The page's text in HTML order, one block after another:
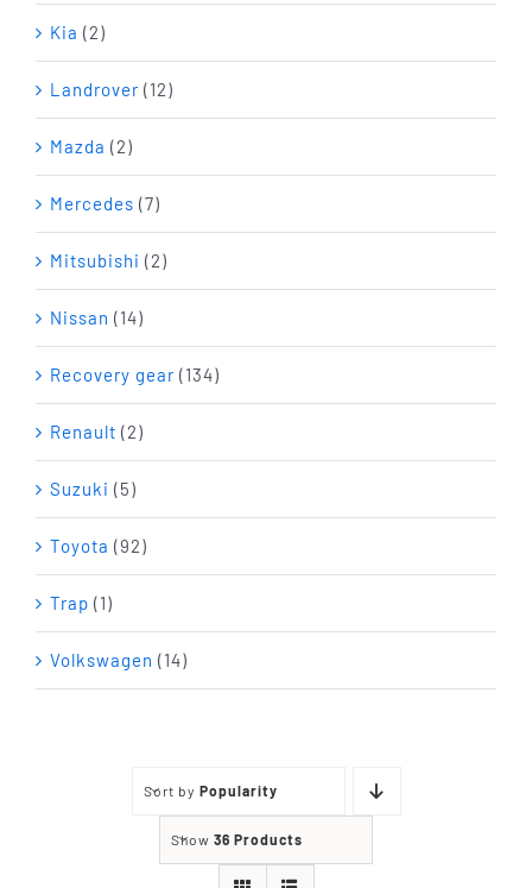
Kia (2)
Landrover (12)
Mazda (2)
Mercedes (7)
Mitsubishi (2)
Nissan (14)
Recovery gear (134)
Renault (2)
Suzuki (5)
Toyota (92)
Trap (1)
Volkswagen (14)
Sort by Popularity
Show 36 Products